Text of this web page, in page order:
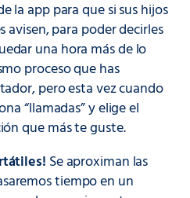
la app para que si sus hijos
avisen, para poder decirles
una hora más de lo
proceso que has
pero esta vez cuando
“llamadas” y elige el
que más te guste.
Se aproximan las
tiempo en un